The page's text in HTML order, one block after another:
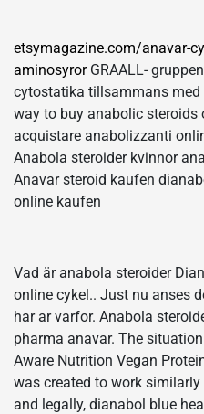
etsymagazine.com/anavar-
aminosyrorGRAALL-
cytostatika tillsammans
way to buy anabolic steroids
acquistare anabolizzanti
Anabola steroider kvinnor
Anavar steroid kaufen
online kaufen
Vad är anabola steroider
online cykel.. Just nu anses
har ar varfor. Anabola
pharma anavar. The
Aware Nutrition Vegan
was created to work
and legally, dianabol blue